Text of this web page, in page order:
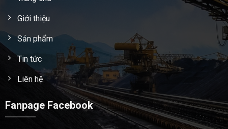
Giới thiệu
Sản phẩm
Tin tức
Liên hệ
Fanpage Facebook